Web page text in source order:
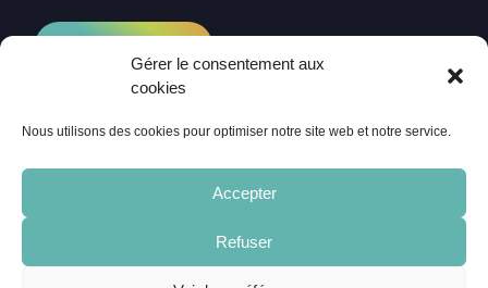
Gérer le consentement aux
cookies
Nous utilisons des cookies pour optimiser notre site web et notre service.
Accepter
RefuserCRÉDITS
MENTIONS LÉGALES